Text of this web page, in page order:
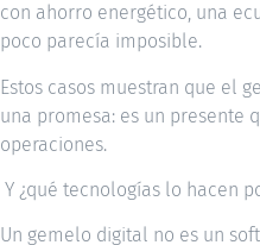
con ahorro energético, una
poco parecía imposible.
Estos casos muestran que el
una promesa: es un presente
operaciones.
Y ¿qué tecnologías lo hacen
Un gemelo digital no es un